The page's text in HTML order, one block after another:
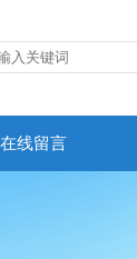
在线留言